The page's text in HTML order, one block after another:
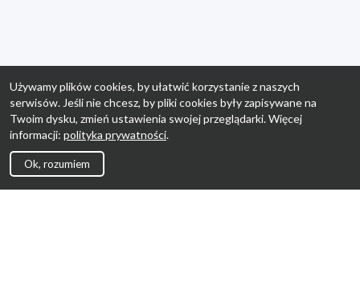
Używamy plików cookies, by ułatwić korzystanie z naszych
serwisów. Jeśli nie chcesz, by pliki cookies były zapisywane na
Twoim dysku, zmień ustawienia swojej przeglądarki. Więcej
informacji: polityka prywatności.
Ok, rozumiem